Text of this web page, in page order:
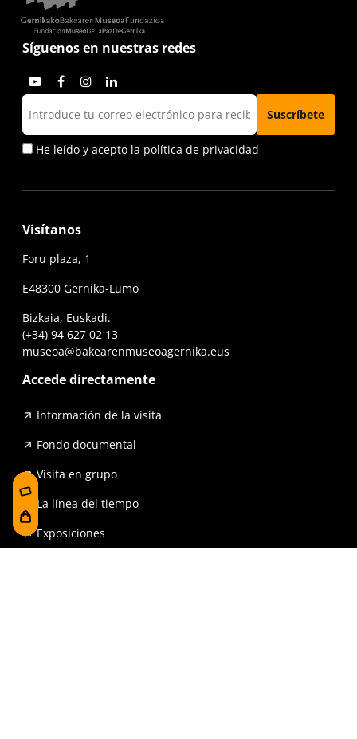
Síguenos en nuestras redes
He leído y acepto la política de privacidad
Visítanos
Foru plaza, 1
E48300 Gernika-Lumo
Bizkaia, Euskadi.
(+34) 94 627 02 13
museoa@bakearenmuseoagernika.eus
Accede directamente
Información de la visita
Fondo documental
Visita en grupo
La línea del tiempo
Exposiciones